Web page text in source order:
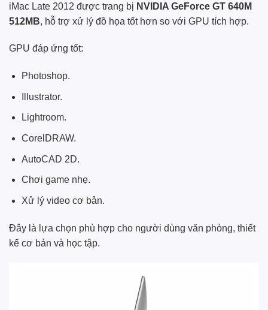
iMac Late 2012 được trang bị NVIDIA GeForce GT 640M
512MB, hỗ trợ xử lý đồ họa tốt hơn so với GPU tích hợp.
GPU đáp ứng tốt:
Photoshop.
Illustrator.
Lightroom.
CorelDRAW.
AutoCAD 2D.
Chơi game nhẹ.
Xử lý video cơ bản.
Đây là lựa chọn phù hợp cho người dùng văn phòng, thiết
kế cơ bản và học tập.